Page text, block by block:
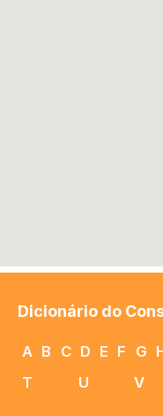
Dicionário do
A B C D E F G
T
U V